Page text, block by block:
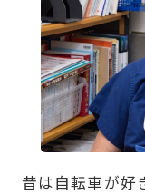
昔は自転車が好